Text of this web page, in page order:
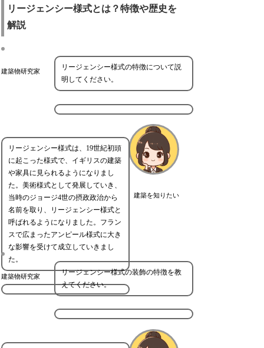
リージェンシー様式とは？特徴や歴史を
解説
建築物研究家
リージェンシー様式の特徴について説
明してください。
建築を知りたい
リージェンシー様式は、19世紀初頭
に起こった様式で、イギリスの建築
や家具に見られるようになりまし
た。美術様式として発展していき、
当時のジョージ4世の摂政政治から
名前を取り、リージェンシー様式と
呼ばれるようになりました。フラン
スで広まったアンピール様式に大き
な影響を受けて成立していきまし
た。
建築物研究家
リージェンシー様式の装飾の特徴を教
えてください。